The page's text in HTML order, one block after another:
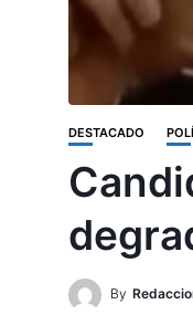
DESTACADO
By